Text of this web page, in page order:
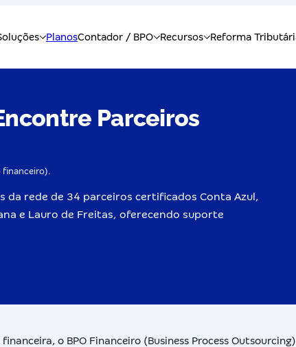
Parceiros
financeiro).
da rede de 34 parceiros certificados Conta Azul,
e Lauro de Freitas, oferecendo suporte
o BPO Financeiro (Business Process Outsourcing)